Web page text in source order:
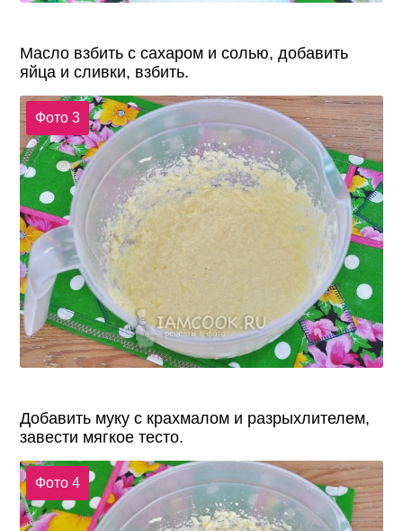
Масло взбить с сахаром и солью, добавить
яйца и сливки, взбить.
Фото 3
Добавить муку с крахмалом и разрыхлителем,
завести мягкое тесто.
Фото 4